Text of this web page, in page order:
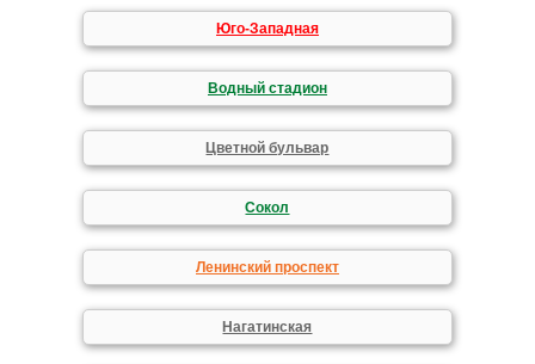
Юго-Западная
Водный стадион
Цветной бульвар
Сокол
Ленинский проспект
Нагатинская